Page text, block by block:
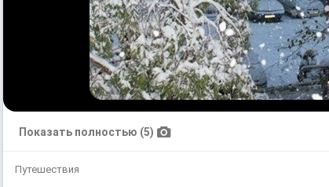
Показать полностью (5)
Путешествия